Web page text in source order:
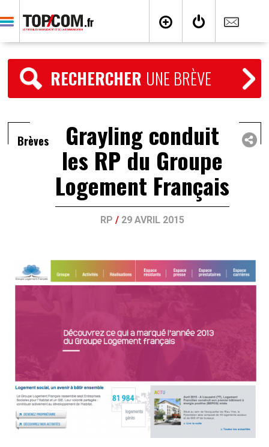
RECHERCHER UNE BRÈVE
Brèves Grayling conduit
les RP du Groupe
Logement Français
RP / 29 AVRIL 2015